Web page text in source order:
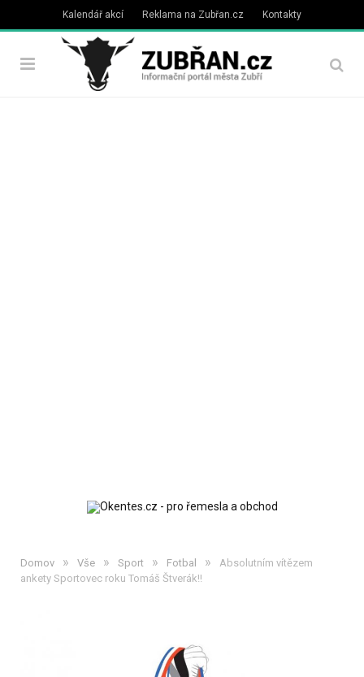
Kalendář akcí Reklama na Zubřan.cz Kontakty
Domov » Vše » Sport » Fotbal »
Absolutním vítězem
ankety Sportovec roku Tomáš Štverák!!